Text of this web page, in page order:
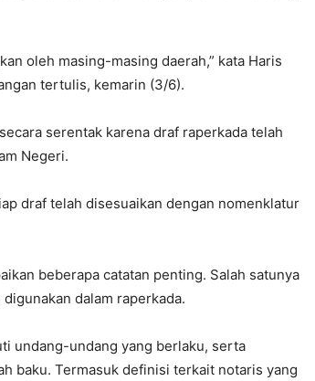
oleh masing-masing daerah,” kata Haris
tertulis, kemarin (3/6).
serentak karena draf raperkada telah
Negeri.
draf telah disesuaikan dengan nomenklatur
beberapa catatan penting. Salah satunya
dalam raperkada.
undang-undang yang berlaku, serta
baku. Termasuk definisi terkait notaris yang